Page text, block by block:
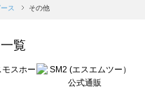
）のワンピース一覧
ピース一覧
ス その他
覧